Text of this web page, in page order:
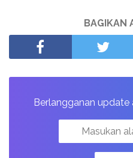
BAGIKAN
Berlangganan update